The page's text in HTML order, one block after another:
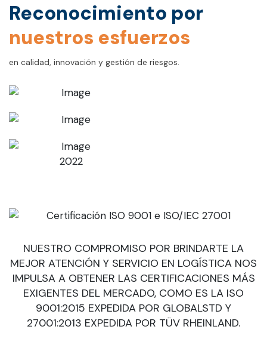
Reconocimiento por
nuestros esfuerzos
en calidad, innovación y gestión de riesgos.
2022
NUESTRO COMPROMISO POR BRINDARTE LA
MEJOR ATENCIÓN Y SERVICIO EN LOGÍSTICA NOS
IMPULSA A OBTENER LAS CERTIFICACIONES MÁS
EXIGENTES DEL MERCADO, COMO ES LA ISO
9001:2015 EXPEDIDA POR GLOBALSTD Y
27001:2013 EXPEDIDA POR TÜV RHEINLAND.